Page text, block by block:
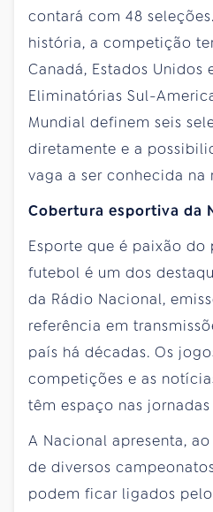
contará com 48
história, a competição
Canadá, Estados Unidos
Eliminatórias Sul-
Mundial definem seis
diretamente e a
vaga a ser conhecida na
Cobertura esportiva da
Esporte que é paixão
futebol é um dos
da Rádio Nacional,
referência em
país há décadas. Os
competições e as
têm espaço nas
A Nacional apresenta,
de diversos
podem ficar ligados